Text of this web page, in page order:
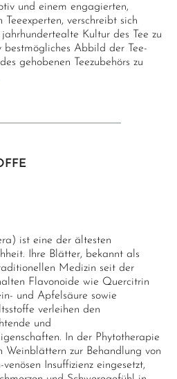
und einem engagierten,
verschreibt sich
Kultur des Tee zu
Abbild der Tee-
gehobenen Teezubehörs zu
ist eine der ältesten
Ihre Blätter, bekannt als
Medizin seit der
Flavonoide wie Quercitrin
und Apfelsäure sowie
verleihen den
und
In der Phytotherapie
Weinblättern zur Behandlung von
Insuffizienz eingesetzt,